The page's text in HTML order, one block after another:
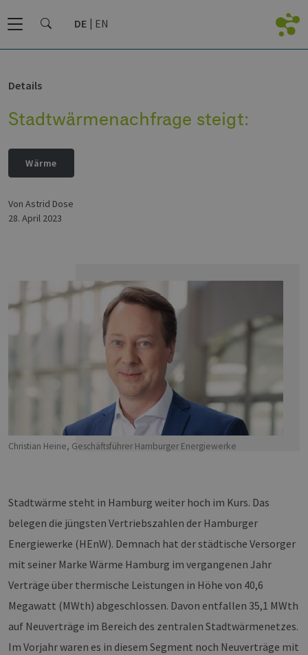
DE EN
Details
Stadtwärmenachfrage steigt:
Wärme
Christian Heine, Geschäftsführer Hamburger Energiewerke
Stadtwärme steht in Hamburg weiter hoch im Kurs. Das
belegen die jüngsten Vertriebszahlen der Hamburger
Energiewerke (HEnW). Demnach hat der städtische Versorger
mit seiner Marke Wärme Hamburg im vergangenen Jahr
Verträge über thermische Leistungen in Höhe von 40,6
Megawatt (MWth) abgeschlossen. Davon entfallen 35,1 MWth
auf Neuverträge im Bereich des zentralen Stadtwärmenetzes.
Im Vorjahr waren es in diesem Segment noch Neuverträge mit
von Astrid Dose
28. April 2023